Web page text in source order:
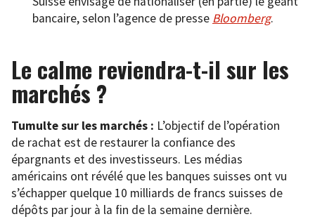
bancaire, selon l’agence de presse Bloomberg.
Le calme reviendra-t-il sur les
marchés ?
Tumulte sur les marchés : L’objectif de l’opération
de rachat est de restaurer la confiance des
épargnants et des investisseurs. Les médias
américains ont révélé que les banques suisses ont vu
s’échapper quelque 10 milliards de francs suisses de
dépôts par jour à la fin de la semaine dernière.